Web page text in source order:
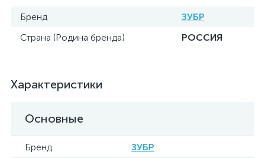
Бренд
ЗУБР
Страна (Родина бренда)
РОССИЯ
Характеристики
Основные
Бренд ЗУБР